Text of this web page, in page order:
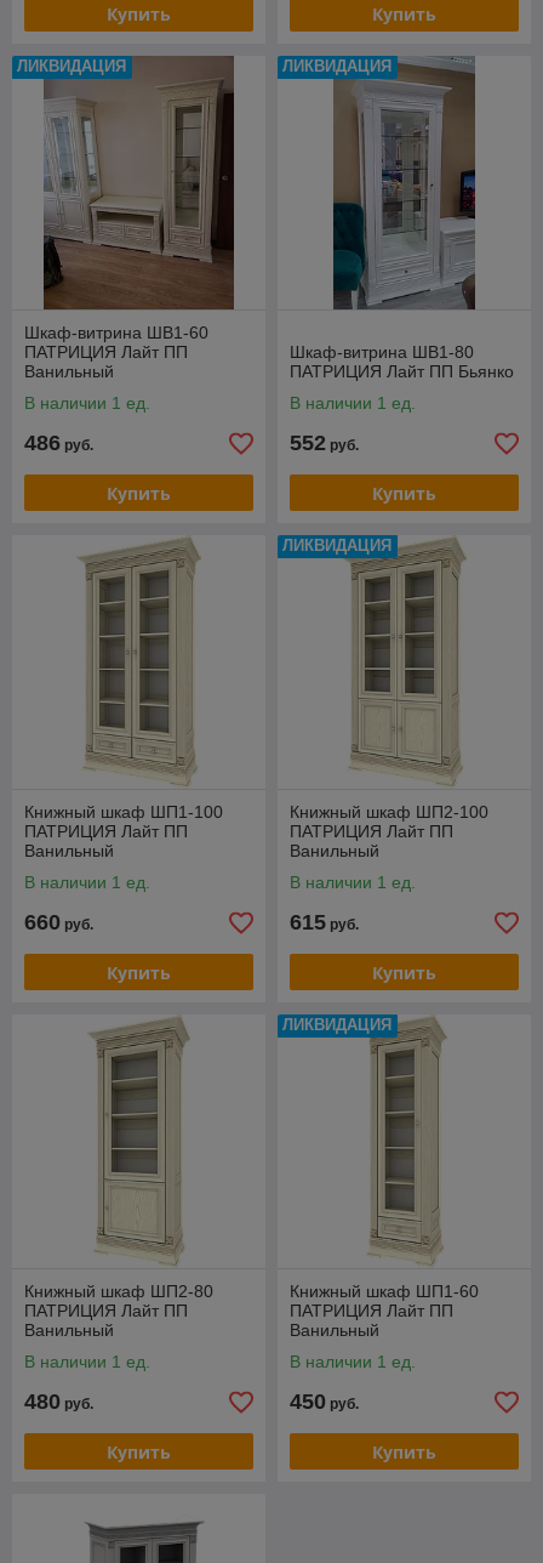
Купить Купить
ЛИКВИДАЦИЯ
Шкаф-витрина ШВ1-60
ПАТРИЦИЯ Лайт ПП
Ванильный
В наличии 1 ед.
486 руб.
Купить
ЛИКВИДАЦИЯ
Шкаф-витрина ШВ1-80
ПАТРИЦИЯ Лайт ПП Бьянко
В наличии 1 ед.
552 руб.
Купить
Книжный шкаф ШП1-100
ПАТРИЦИЯ Лайт ПП
Ванильный
В наличии 1 ед.
660 руб.
Купить
ЛИКВИДАЦИЯ
Книжный шкаф ШП2-100
ПАТРИЦИЯ Лайт ПП
Ванильный
В наличии 1 ед.
615 руб.
Купить
Книжный шкаф ШП2-80
ПАТРИЦИЯ Лайт ПП
Ванильный
В наличии 1 ед.
480 руб.
Купить
ЛИКВИДАЦИЯ
Книжный шкаф ШП1-60
ПАТРИЦИЯ Лайт ПП
Ванильный
В наличии 1 ед.
450 руб.
Купить